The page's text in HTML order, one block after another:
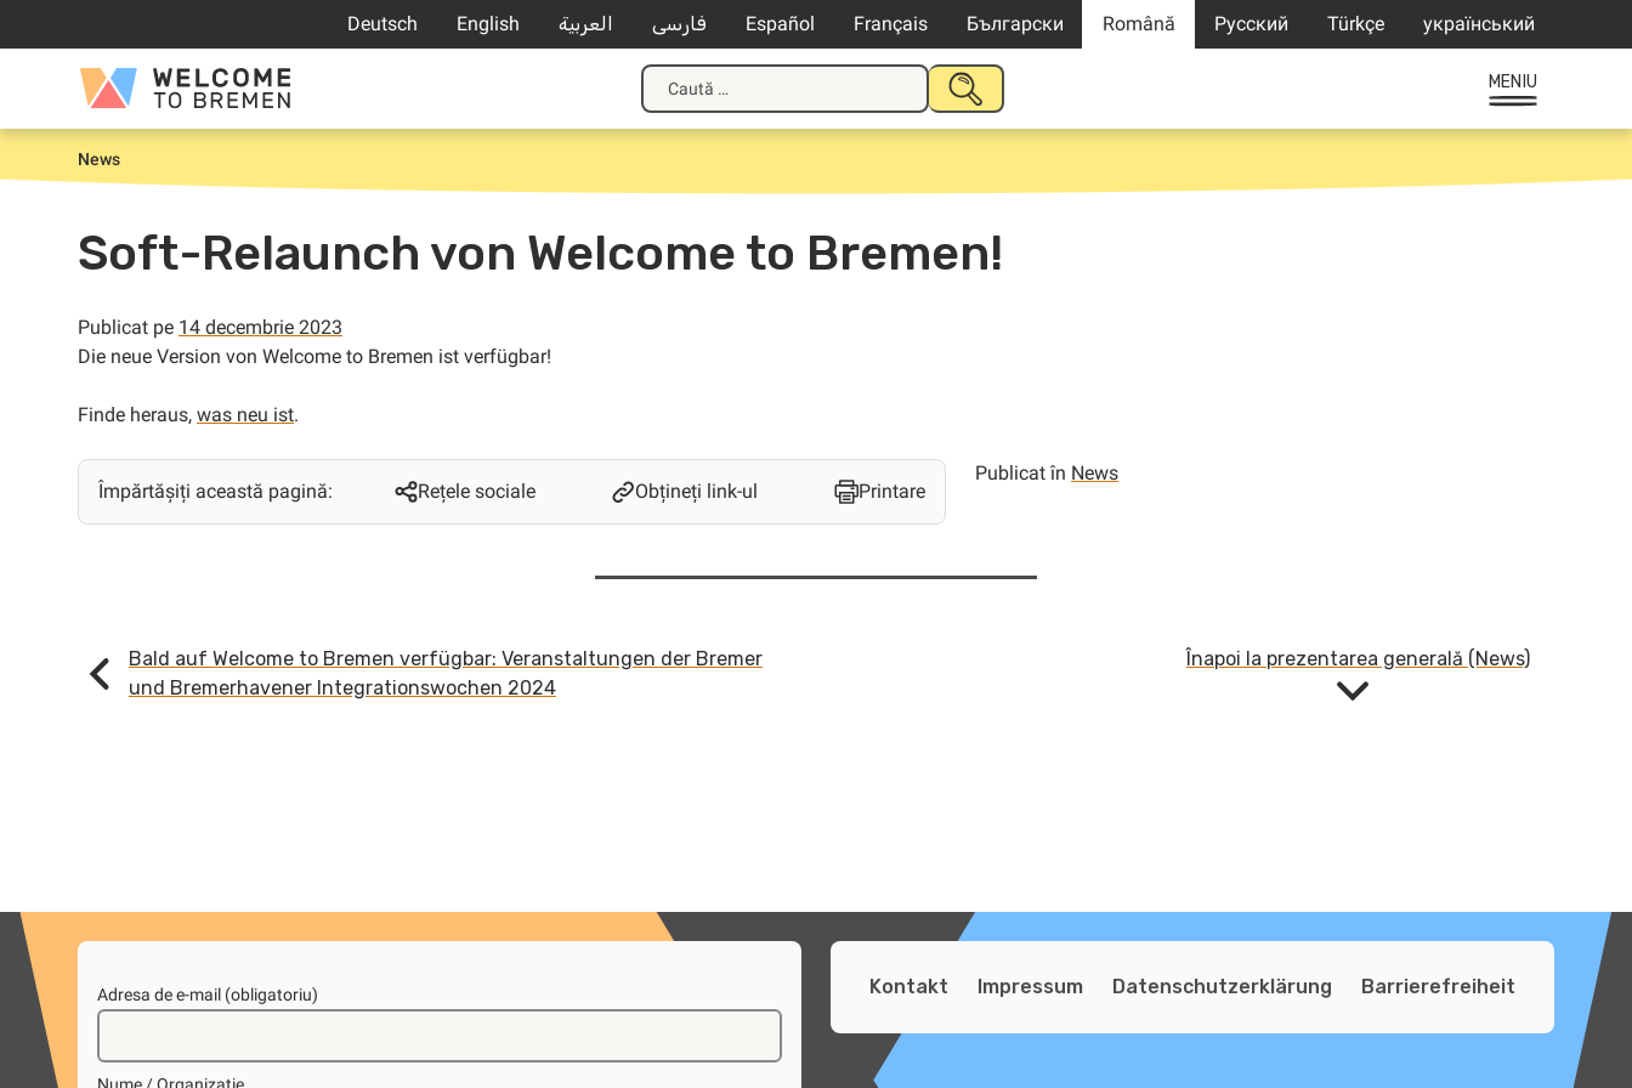
Deutsch English العربية فارسی Español Français Български Română Русский Türkçe український
Welcome
to
Bremen
Caută
după:
TRIMITE
MENIU
Prima
News
Soft-Relaunch von Welcome to Bremen!
Publicat pe 14 decembrie 2023
Die neue Version von Welcome to Bremen ist verfügbar!
Finde heraus, was neu ist.
Publicat în News
Împărtășiți această pagină: Rețele sociale Obțineți link-ul Printare
Continue
Bald auf Welcome to Bremen verfügbar: Veranstaltungen der Bremer
und Bremerhavener Integrationswochen 2024
Înapoi la prezentarea generală (News)
Adresa de e-mail (obligatoriu) Kontakt Impressum Datenschutzerklärung Barrierefreiheit